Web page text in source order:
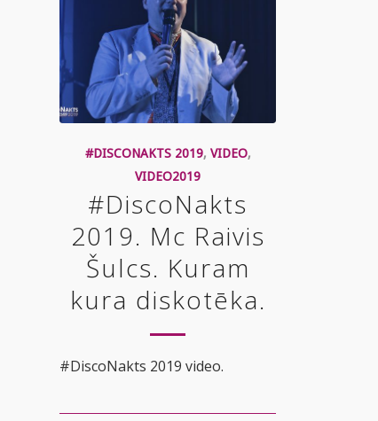
#DISCONAKTS 2019, VIDEO,
VIDEO2019
#DiscoNakts
2019. Mc Raivis
Šulcs. Kuram
kura diskotēka.
#DiscoNakts 2019 video.